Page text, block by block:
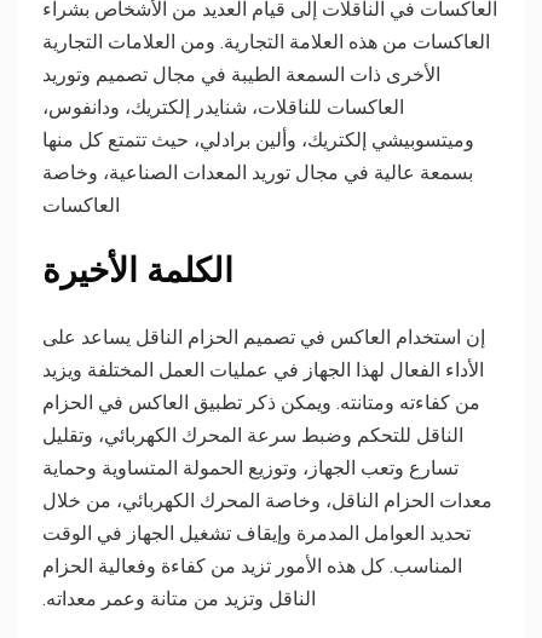
العاكسات في الناقلات إلى قيام العديد من الأشخاص بشراء
العاكسات من هذه العلامة التجارية. ومن العلامات التجارية
الأخرى ذات السمعة الطيبة في مجال تصميم وتوريد
العاكسات للناقلات، شنايدر إلكتريك، ودانفوس،
وميتسوبيشي إلكتريك، وألين برادلي، حيث تتمتع كل منها
بسمعة عالية في مجال توريد المعدات الصناعية، وخاصة
العاكسات
الكلمة الأخيرة
إن استخدام العاكس في تصميم الحزام الناقل يساعد على
الأداء الفعال لهذا الجهاز في عمليات العمل المختلفة ويزيد
من كفاءته ومتانته. ويمكن ذكر تطبيق العاكس في الحزام
الناقل للتحكم وضبط سرعة المحرك الكهربائي، وتقليل
تسارع وتعب الجهاز، وتوزيع الحمولة المتساوية وحماية
معدات الحزام الناقل، وخاصة المحرك الكهربائي، من خلال
تحديد العوامل المدمرة وإيقاف تشغيل الجهاز في الوقت
المناسب. كل هذه الأمور تزيد من كفاءة وفعالية الحزام
الناقل وتزيد من متانة وعمر معداته.